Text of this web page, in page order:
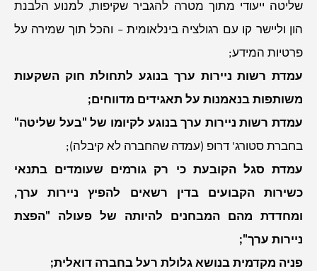
שליטה ייעודי מתוך מטרה להגביר שקיפות, למנוע הלבנת
הון וליישר קו עם רגולציה בינלאומית – והכל תוך שמירה על
פרטיות המידע;
עמדת רשות ניירות ערך בנוגע לתחולת חוק השקעות
משותפות בנאמנות על תאגידים מדווחים;
עמדת רשות ניירות ערך בנוגע לקיומו של "בעל שליטה"
בחברת סטורג' דרופ (עמדה שהחברה לא קיבלה);
עמדת סגל הקובעת כי רק גורמים שעומדים בתנאי
כשירות הקבועים בדין רשאים להפיץ ניירות ערך,
ומחדדת מהם המבחנים להיותה של פעולה "הפצת
ניירות ערך";
פניה מקדמית בנושא גלולת רעל בחברה דואלית;